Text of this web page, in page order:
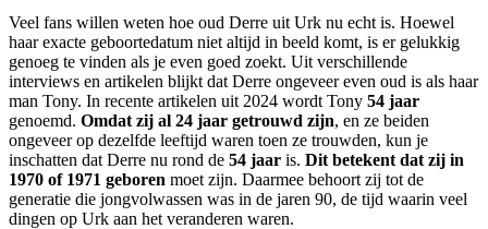
Veel fans willen weten hoe oud Derre uit Urk nu echt is. Hoewel
haar exacte geboortedatum niet altijd in beeld komt, is er gelukkig
genoeg te vinden als je even goed zoekt. Uit verschillende
interviews en artikelen blijkt dat Derre ongeveer even oud is als haar
man Tony. In recente artikelen uit 2024 wordt Tony 54 jaar
genoemd. Omdat zij al 24 jaar getrouwd zijn, en ze beiden
ongeveer op dezelfde leeftijd waren toen ze trouwden, kun je
inschatten dat Derre nu rond de 54 jaar is. Dit betekent dat zij in
1970 of 1971 geboren moet zijn. Daarmee behoort zij tot de
generatie die jongvolwassen was in de jaren 90, de tijd waarin veel
dingen op Urk aan het veranderen waren.